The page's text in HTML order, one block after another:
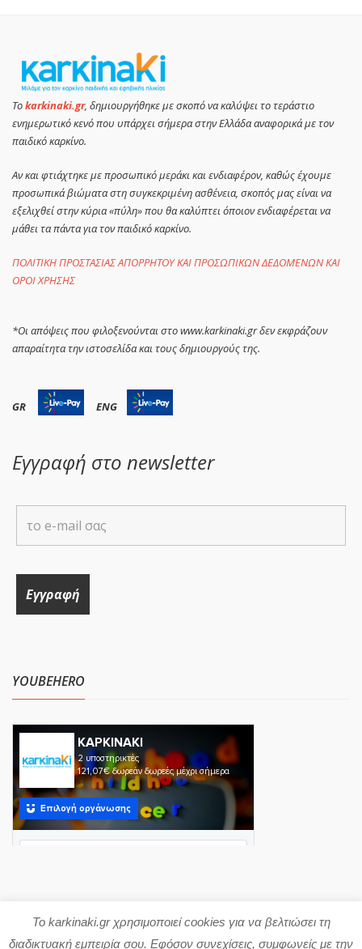
Τοkarkinaki.gr, δημιουργήθηκε με σκοπό να καλύψει το τεράστιο
ενημερωτικό κενό που υπάρχει σήμερα στην Ελλάδα αναφορικά με τον
παιδικό καρκίνο.
Αν και φτιάχτηκε με προσωπικό μεράκι και ενδιαφέρον, καθώς έχουμε
προσωπικά βιώματα στη συγκεκριμένη ασθένεια, σκοπός μας είναι να
εξελιχθεί στην κύρια «πύλη» που θα καλύπτει όποιον ενδιαφέρεται να
μάθει τα πάντα για τον παιδικό καρκίνο.
ΠΟΛΙΤΙΚΗ ΠΡΟΣΤΑΣΙΑΣ ΑΠΟΡΡΗΤΟΥ ΚΑΙ ΠΡΟΣΩΠΙΚΩΝ ΔΕΔΟΜΕΝΩΝ ΚΑΙ
ΟΡΟΙ ΧΡΗΣΗΣ
*Οι απόψεις που φιλοξενούνται στο www.karkinaki.gr δεν εκφράζουν
απαραίτητα την ιστοσελίδα και τους δημιουργούς της.
GR ENG
Εγγραφή στο newsletter
YOUBEHERO
Copyright 2023 karkinaki.gr
Το karkinaki.gr χρησιμοποιεί cookies για να βελτιώσει τη
διαδικτυακή εμπειρία σου. Εφόσον συνεχίσεις, συμφωνείς με την